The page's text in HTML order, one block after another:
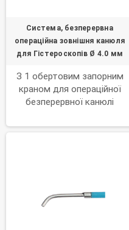
Система, безперервна
операційна зовнішня канюля
для Гістероскопів Ø 4.0 мм
З 1 обертовим запорним
краном для операційної
безперервної канюлі